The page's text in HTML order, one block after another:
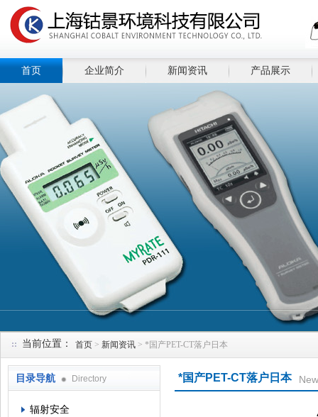
首页 企业简介 新闻资讯 产品展示
当前位置： 首页 > 新闻资讯 > *国产PET-CT落户日本
目录导航 Directory
辐射安全
*国产PET-CT落户日本